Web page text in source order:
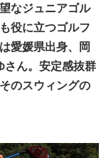
なジュニアゴル
役に立つゴルフ
愛媛県出身、岡
さん。安定感抜群
のスウィングの